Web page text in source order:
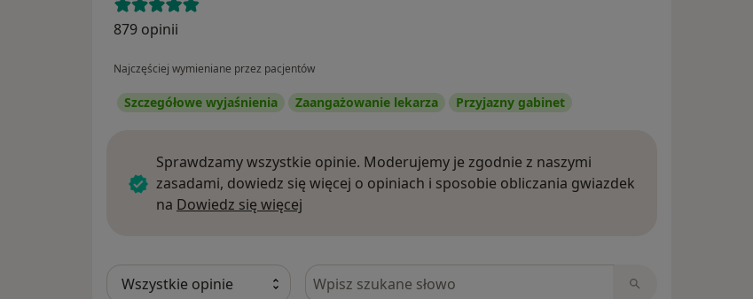
879 opinii
Najczęściej wymieniane przez pacjentów
Szczegółowe wyjaśnienia Zaangażowanie lekarza Przyjazny gabinet
Sprawdzamy wszystkie opinie. Moderujemy je zgodnie z naszymi
zasadami, dowiedz się więcej o opiniach i sposobie obliczania gwiazdek
na Dowiedz się więcej
Szukaj w opiniach